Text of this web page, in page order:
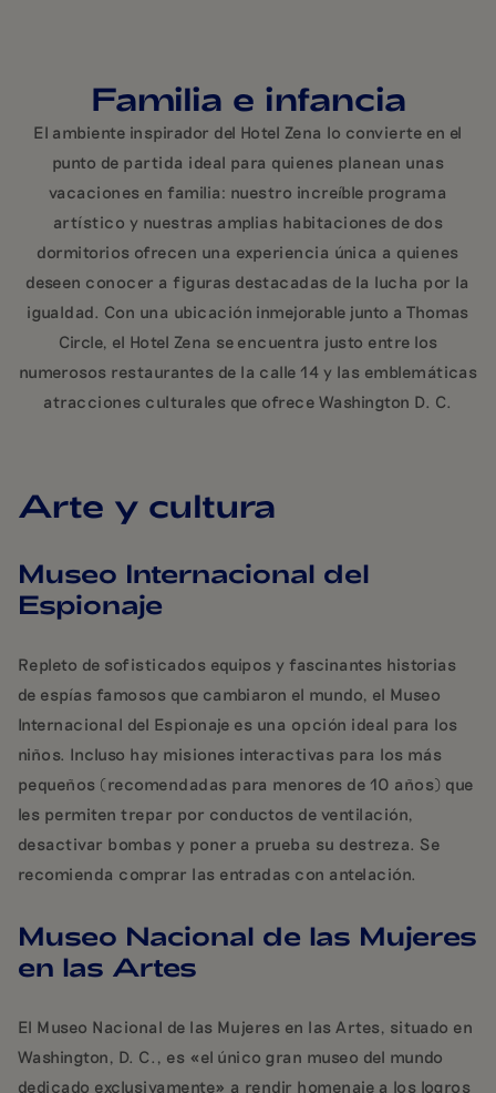
Familia e infancia
El ambiente inspirador del Hotel Zena lo convierte en el
punto de partida ideal para quienes planean unas
vacaciones en familia: nuestro increíble programa
artístico y nuestras amplias habitaciones de dos
dormitorios ofrecen una experiencia única a quienes
deseen conocer a figuras destacadas de la lucha por la
igualdad. Con una ubicación inmejorable junto a Thomas
Circle, el Hotel Zena se encuentra justo entre los
numerosos restaurantes de la calle 14 y las emblemáticas
atracciones culturales que ofrece Washington D. C.
Arte y cultura
Museo Internacional del
Espionaje
Repleto de sofisticados equipos y fascinantes historias
de espías famosos que cambiaron el mundo, el Museo
Internacional del Espionaje es una opción ideal para los
niños. Incluso hay misiones interactivas para los más
pequeños (recomendadas para menores de 10 años) que
les permiten trepar por conductos de ventilación,
desactivar bombas y poner a prueba su destreza. Se
recomienda comprar las entradas con antelación.
Museo Nacional de las Mujeres
en las Artes
El Museo Nacional de las Mujeres en las Artes, situado en
Washington, D. C., es «el único gran museo del mundo
dedicado exclusivamente» a rendir homenaje a los logros